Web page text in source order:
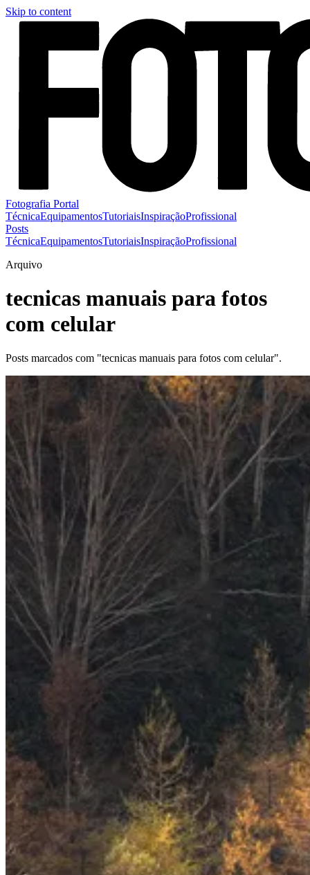
Skip to content
Fotografia Portal
TécnicaEquipamentosTutoriaisInspiraçãoProfissional
Posts
TécnicaEquipamentosTutoriaisInspiraçãoProfissional
Arquivo
tecnicas manuais para fotos
com celular
Posts marcados com "tecnicas manuais para fotos com celular".